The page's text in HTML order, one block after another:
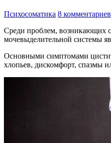
Психосоматика 8 комментариев
Среди проблем, возникающих
мочевыделительной системы
Основными симптомами
хлопьев, дискомфорт, спазмы